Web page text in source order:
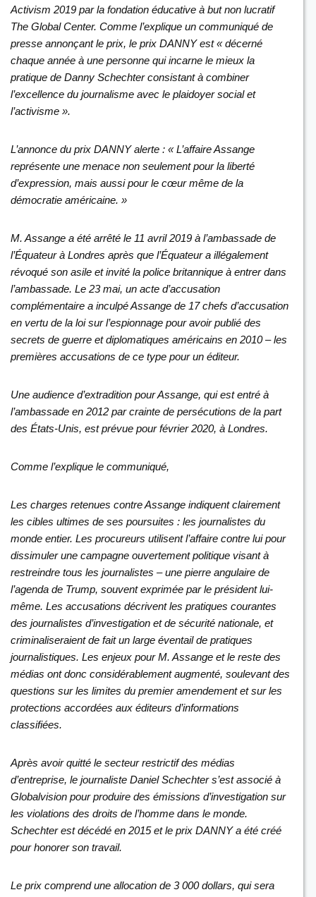
Activism 2019 par la fondation éducative à but non lucratif
The Global Center. Comme l’explique un communiqué de
presse annonçant le prix, le prix DANNY est « décerné
chaque année à une personne qui incarne le mieux la
pratique de Danny Schechter consistant à combiner
l’excellence du journalisme avec le plaidoyer social et
l’activisme ».
L’annonce du prix DANNY alerte : « L’affaire Assange
représente une menace non seulement pour la liberté
d’expression, mais aussi pour le cœur même de la
démocratie américaine. »
M. Assange a été arrêté le 11 avril 2019 à l’ambassade de
l’Équateur à Londres après que l’Équateur a illégalement
révoqué son asile et invité la police britannique à entrer dans
l’ambassade. Le 23 mai, un acte d’accusation
complémentaire a inculpé Assange de 17 chefs d’accusation
en vertu de la loi sur l’espionnage pour avoir publié des
secrets de guerre et diplomatiques américains en 2010 – les
premières accusations de ce type pour un éditeur.
Une audience d’extradition pour Assange, qui est entré à
l’ambassade en 2012 par crainte de persécutions de la part
des États-Unis, est prévue pour février 2020, à Londres.
Comme l’explique le communiqué,
Les charges retenues contre Assange indiquent clairement
les cibles ultimes de ses poursuites : les journalistes du
monde entier. Les procureurs utilisent l’affaire contre lui pour
dissimuler une campagne ouvertement politique visant à
restreindre tous les journalistes – une pierre angulaire de
l’agenda de Trump, souvent exprimée par le président lui-
même. Les accusations décrivent les pratiques courantes
des journalistes d’investigation et de sécurité nationale, et
criminaliseraient de fait un large éventail de pratiques
journalistiques. Les enjeux pour M. Assange et le reste des
médias ont donc considérablement augmenté, soulevant des
questions sur les limites du premier amendement et sur les
protections accordées aux éditeurs d’informations
classifiées.
Après avoir quitté le secteur restrictif des médias
d’entreprise, le journaliste Daniel Schechter s’est associé à
Globalvision pour produire des émissions d’investigation sur
les violations des droits de l’homme dans le monde.
Schechter est décédé en 2015 et le prix DANNY a été créé
pour honorer son travail.
Le prix comprend une allocation de 3 000 dollars, qui sera